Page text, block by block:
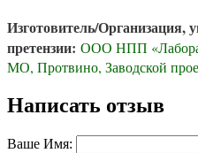
Изготовитель/Организация,
претензии: ООО НПП
МО, Протвино, Заводской
Написать отзыв
Ваше Имя: